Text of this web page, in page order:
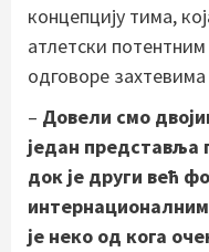
концепцију тима,
атлетски
одговоре
– Довели смо
један представља
док је други већ
је неко од кога